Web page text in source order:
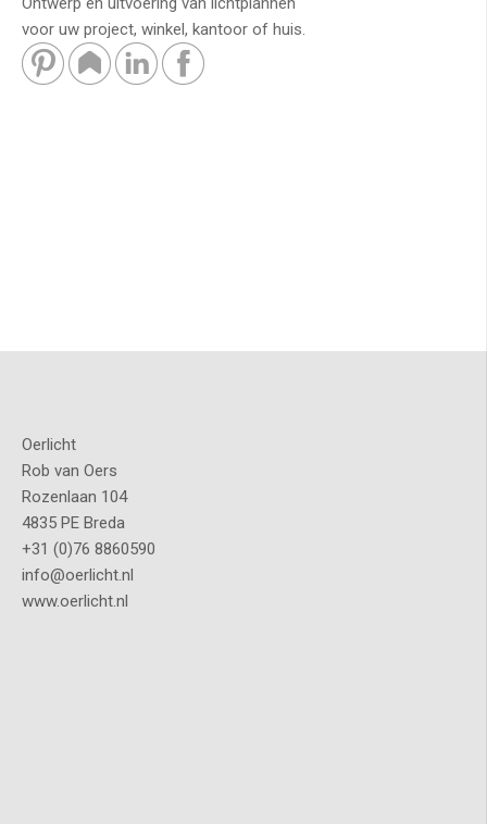
voor uw project, winkel, kantoor of huis.
Oerlicht
Rob van Oers
Rozenlaan 104
4835 PE Breda
+31 (0)76 8860590
info@oerlicht.nl
www.oerlicht.nl